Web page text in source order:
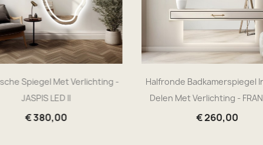
Spiegel Met Verlichting -
JASPIS LED II
€ 380,00
Halfronde Badkamerspiegel
Delen Met Verlichting -
€ 260,00